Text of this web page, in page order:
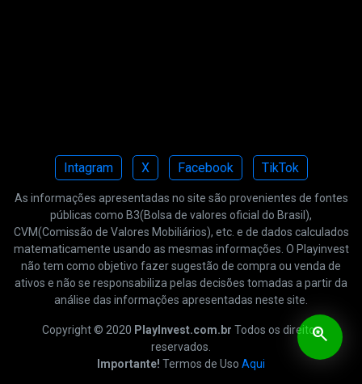
saved_search
Intagram X Facebook TikTok
As informações apresentadas no site são provenientes de fontes
públicas como B3(Bolsa de valores oficial do Brasil),
CVM(Comissão de Valores Mobiliários), etc. e de dados calculados
matematicamente usando as mesmas informações. O Playinvest
não tem como objetivo fazer sugestão de compra ou venda de
ativos e não se responsabiliza pelas decisões tomadas a partir da
análise das informações apresentadas neste site.
Copyright © 2020 PlayInvest.com.br Todos os direitos
reservados.
Importante! Termos de Uso Aqui